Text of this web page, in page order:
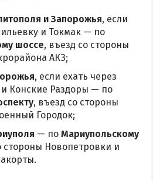
парк
ЖИЛЬЯ
и Запорожья, если
и Токмак — по
шоссе, въезд со стороны
АКЗ;
, если ехать через
Конские Раздоры — по
, въезд со стороны
Городок;
— по Мариупольскому
стороны Новопетровки и